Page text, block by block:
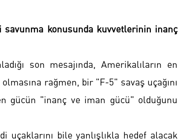
konusunda kuvvetlerinin inanç
son mesajında, Amerikalıların en
rağmen, bir "F-5" savaş uçağını
gücün "inanç ve iman gücü" olduğunu
uçaklarını bile yanlışlıkla hedef alacak